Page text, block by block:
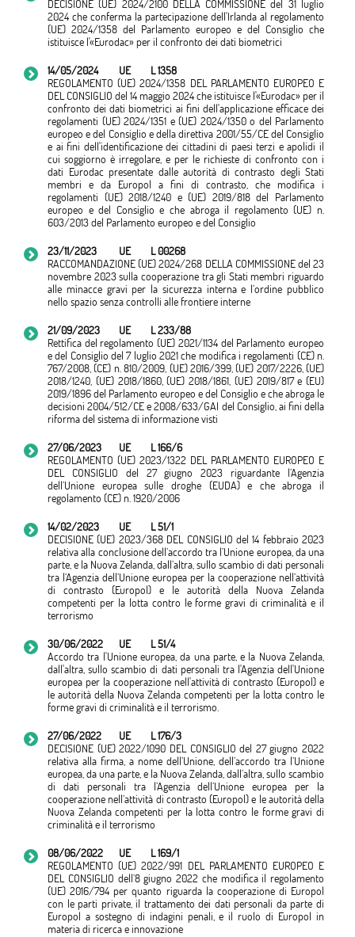
DECISIONE (UE) 2024/2100 DELLA COMMISSIONE del 31 luglio
2024 che conferma la partecipazione dell'Irlanda al regolamento
(UE) 2024/1358 del Parlamento europeo e del Consiglio che
istituisce l'«Eurodac» per il confronto dei dati biometrici
14/05/2024
UE
L 1358
REGOLAMENTO (UE) 2024/1358 DEL PARLAMENTO EUROPEO E
DEL CONSIGLIO del 14 maggio 2024 che istituisce l'«Eurodac» per il
confronto dei dati biometrici ai fini dell'applicazione efficace dei
regolamenti (UE) 2024/1351 e (UE) 2024/1350 o del Parlamento
europeo e del Consiglio e della direttiva 2001/55/CE del Consiglio
e ai fini dell'identificazione dei cittadini di paesi terzi e apolidi il
cui soggiorno è irregolare, e per le richieste di confronto con i
dati Eurodac presentate dalle autorità di contrasto degli Stati
membri e da Europol a fini di contrasto, che modifica i
regolamenti (UE) 2018/1240 e (UE) 2019/818 del Parlamento
europeo e del Consiglio e che abroga il regolamento (UE) n.
603/2013 del Parlamento europeo e del Consiglio
23/11/2023
UE
L 00268
RACCOMANDAZIONE (UE) 2024/268 DELLA COMMISSIONE del 23
novembre 2023 sulla cooperazione tra gli Stati membri riguardo
alle minacce gravi per la sicurezza interna e l’ordine pubblico
nello spazio senza controlli alle frontiere interne
21/09/2023
UE
L 233/88
Rettifica del regolamento (UE) 2021/1134 del Parlamento europeo
e del Consiglio del 7 luglio 2021 che modifica i regolamenti (CE) n.
767/2008, (CE) n. 810/2009, (UE) 2016/399, (UE) 2017/2226, (UE)
2018/1240, (UE) 2018/1860, (UE) 2018/1861, (UE) 2019/817 e (EU)
2019/1896 del Parlamento europeo e del Consiglio e che abroga le
decisioni 2004/512/CE e 2008/633/GAI del Consiglio, ai fini della
riforma del sistema di informazione visti
27/06/2023
UE
L 166/6
REGOLAMENTO (UE) 2023/1322 DEL PARLAMENTO EUROPEO E
DEL CONSIGLIO del 27 giugno 2023 riguardante l’Agenzia
dell’Unione europea sulle droghe (EUDA) e che abroga il
regolamento (CE) n. 1920/2006
14/02/2023
UE
L 51/1
DECISIONE (UE) 2023/368 DEL CONSIGLIO del 14 febbraio 2023
relativa alla conclusione dell’accordo tra l’Unione europea, da una
parte, e la Nuova Zelanda, dall’altra, sullo scambio di dati personali
tra l’Agenzia dell’Unione europea per la cooperazione nell’attività
di contrasto (Europol) e le autorità della Nuova Zelanda
competenti per la lotta contro le forme gravi di criminalità e il
terrorismo
30/06/2022
UE
L 51/4
Accordo tra l'Unione europea, da una parte, e la Nuova Zelanda,
dall'altra, sullo scambio di dati personali tra l'Agenzia dell'Unione
europea per la cooperazione nell'attività di contrasto (Europol) e
le autorità della Nuova Zelanda competenti per la lotta contro le
forme gravi di criminalità e il terrorismo.
27/06/2022
UE
L 176/3
DECISIONE (UE) 2022/1090 DEL CONSIGLIO del 27 giugno 2022
relativa alla firma, a nome dell’Unione, dell’accordo tra l’Unione
europea, da una parte, e la Nuova Zelanda, dall’altra, sullo scambio
di dati personali tra l’Agenzia dell’Unione europea per la
cooperazione nell’attività di contrasto (Europol) e le autorità della
Nuova Zelanda competenti per la lotta contro le forme gravi di
criminalità e il terrorismo
08/06/2022
UE
L 169/1
REGOLAMENTO (UE) 2022/991 DEL PARLAMENTO EUROPEO E
DEL CONSIGLIO dell’8 giugno 2022 che modifica il regolamento
(UE) 2016/794 per quanto riguarda la cooperazione di Europol
con le parti private, il trattamento dei dati personali da parte di
Europol a sostegno di indagini penali, e il ruolo di Europol in
materia di ricerca e innovazione